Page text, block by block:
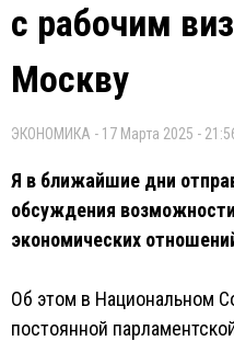
с рабочим
Москву
ЭКОНОМИКА - 17 Марта 2025 -
Я в ближайшие дни
обсуждения
экономических
Об этом в Национальном
постоянной